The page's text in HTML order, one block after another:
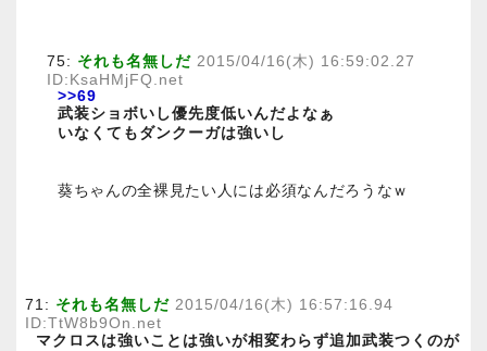
75: それも名無しだ 2015/04/16(木) 16:59:02.27
ID:KsaHMjFQ.net
>>69
武装ショボいし優先度低いんだよなぁ
いなくてもダンクーガは強いし
葵ちゃんの全裸見たい人には必須なんだろうなｗ
71: それも名無しだ 2015/04/16(木) 16:57:16.94
ID:TtW8b9On.net
マクロスは強いことは強いが相変わらず追加武装つくのが